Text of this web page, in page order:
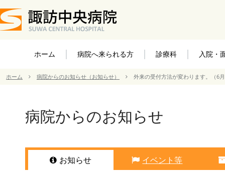
ホーム 病院へ来られる方 診療科 入院・
ホーム 病院からのお知らせ（お知らせ） 外来の受付方法が変わります。（6
病院からのお知らせ
お知らせ イベント等